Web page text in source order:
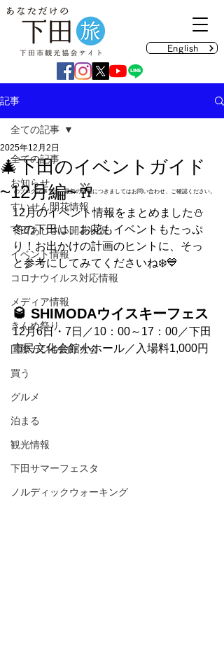
English
記事
全ての記事
お知らせ
すいせん開花情報
下田あじさい開花状況
イベント情報
コロナウイルス対応情報
メディア情報
きんめ祭り
国際カジキ釣り大会
買う
グルメ
泊まる
観光情報
下田サマーフェスタ
ノルディックウォーキング
全ての記事
🎄下田のイベントガイド
~12月編~🥂
2025年12月2日
12月のイベント情報をまとめました⛄
冬の下田は、お花もイベントもたっぷ
り！お出かけの計画のヒントに、そっ
と参考にしてみてくださいね❄️💙
🥃 SHIMODAウイスキーフェス
12月6日・7日／10：00～17：00／下田
市民文化会館小ホール／入場料1,000円
のブログ記事です。最新の情報につきましてはお問い合わせ、ご確認ください。